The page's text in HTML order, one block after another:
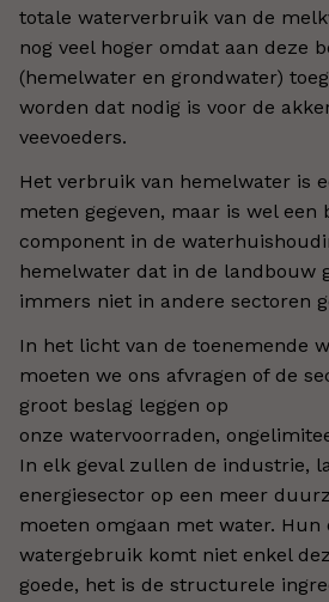
totale waterverbruik van de
nog veel hoger omdat aan deze
(hemelwater en grondwater)
worden dat nodig is voor de
veevoeders.
Het verbruik van hemelwater is
meten gegeven, maar is wel een
component in de
hemelwater dat in de landbouw
immers niet in andere sectoren
In het licht van de toenemende
moeten we ons afvragen of de
groot beslag leggen op
onze watervoorraden,
In elk geval zullen de industrie,
energiesector op een meer
moeten omgaan met water. Hun
watergebruik komt niet enkel
goede, het is de structurele